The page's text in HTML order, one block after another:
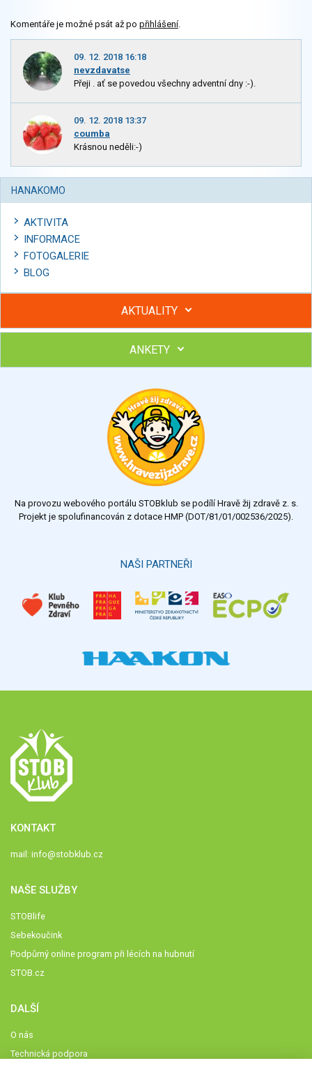
Komentáře je možné psát až po přihlášení.
09. 12. 2018 16:18
nevzdavatse
Přeji . ať se povedou všechny adventní dny :-).
09. 12. 2018 13:37
coumba
Krásnou neděli:-)
HANAKOMO
AKTIVITA
INFORMACE
FOTOGALERIE
BLOG
AKTUALITY
Hubněte s podporou lektorky a skupiny v kurzech STOBu
Chcete poradit s hubnutím? Najděte si odborníka STOBu ve
ANKETY
Výsledky Všechny ankety
Na provozu webového portálu STOBklub se podílí Hravě žij zdravě z. s.
Projekt je spolufinancován z dotace HMP (DOT/81/01/002536/2025).
NAŠI PARTNEŘI
KONTAKT
mail: info@stobklub.cz
NAŠE SLUŽBY
STOBlife
Sebekoučink
Podpůrný online program při lécích na hubnutí
STOB.cz
DALŠÍ
O nás
Technická podpora